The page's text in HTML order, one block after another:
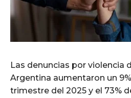
Las denuncias por violencia
Argentina aumentaron un
trimestre del 2025 y el 73%